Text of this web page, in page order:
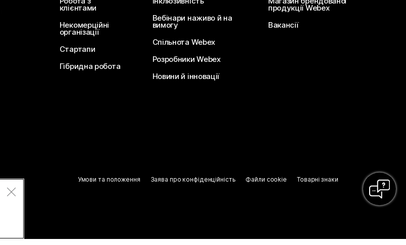
клієнтами
Некомерційні
організації
Стартапи
Гібридна робота
Вебінари наживо й на
вимогу
Спільнота Webex
Розробники Webex
Новини й інновації
продукції Webex
Вакансії
Умови та положення Заява про конфіденційність Файли cookie Товарні знаки